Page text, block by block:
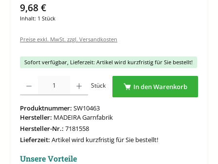
9,68 €
Inhalt: 1 Stück
Preise exkl. MwSt. zzgl. Versandkosten
Sofort verfügbar, Lieferzeit: Artikel wird kurzfristig für Sie bestellt!
Produkt Anzahl: Gib den gewünschten Wert ein oder benutze die Schaltflächen um
Stück In den Warenkorb
Produktnummer: SW10463
Hersteller: MADEIRA Garnfabrik
Hersteller-Nr.: 7181558
Lieferzeit: Artikel wird kurzfristig für Sie bestellt!
Unsere Vorteile